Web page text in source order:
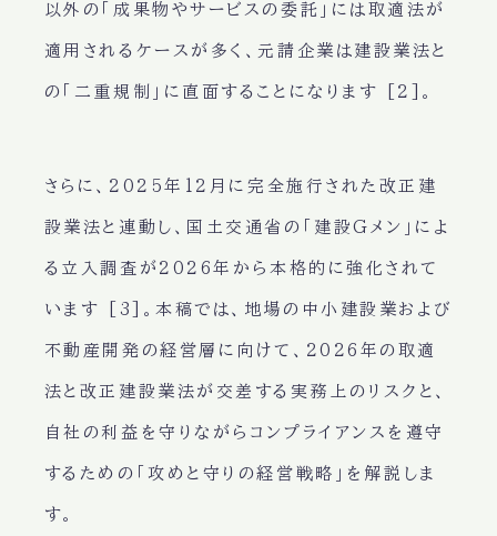
以外の「成果物やサービスの委託」には取適法が
適用されるケースが多く、元請企業は建設業法と
の「二重規制」に直面することになります [2]。
さらに、2025年12月に完全施行された改正建
設業法と連動し、国土交通省の「建設Gメン」によ
る立入調査が2026年から本格的に強化されて
います [3]。本稿では、地場の中小建設業および
不動産開発の経営層に向けて、2026年の取適
法と改正建設業法が交差する実務上のリスクと、
自社の利益を守りながらコンプライアンスを遵守
するための「攻めと守りの経営戦略」を解説しま
す。